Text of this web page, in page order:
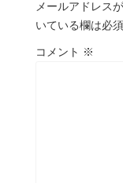
メールアドレス
いている欄は必
コメント ※